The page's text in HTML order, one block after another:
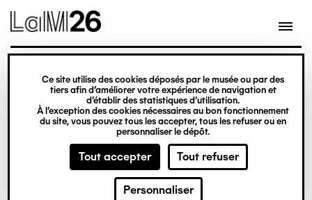
Gestion des cookies
Ce site utilise des cookies déposés par le musée ou par des
tiers afin d’améliorer votre expérience de navigation et
d’établir des statistiques d’utilisation.
À l’exception des cookies nécessaires au bon fonctionnement
du site, vous pouvez tous les accepter, tous les refuser ou en
personnaliser le dépôt.
Tout accepter Tout refuser
Personnaliser
contenu